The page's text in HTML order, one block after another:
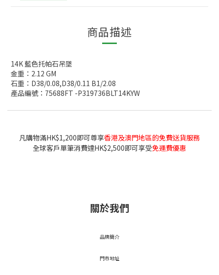
商品描述
14K 藍色托帕石吊墜
金重：2.12 GM
石重：D38/0.08,D38/0.11 B1/2.08
產品編號：75688FT -P319736BLT14KYW
凡購物滿HK$1,200即可尊享香港及澳門地區的免費送貨服務
全球客戶單筆消費達HK$2,500即可享受免運費優惠
關於我們
品牌簡介
門市地址